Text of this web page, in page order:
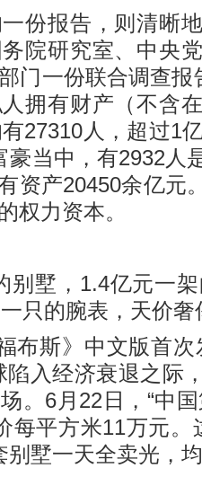
报告，则清晰地
院研究室、中央
门一份联合调查
拥有财产（不含
27310人，超过1
豪当中，有2932人
资产20450余亿元
权力资本。
墅，1.4亿元一架
一只的腕表，天价
斯》中文版首次
陷入经济衰退之际
。6月22日，“中
每平方米11万元
别墅一天全卖光，